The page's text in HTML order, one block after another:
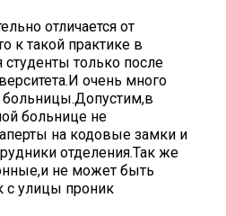
отличается от
к такой практике в
только после
очень много
больницы.Допустим,в
больнице не
на кодовые замки и
отделения.Так же
не может быть
с улицы проник